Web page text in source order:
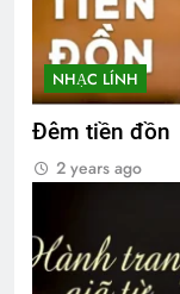
NHẠC LÍNH
Đêm tiền đồn
2 years ago